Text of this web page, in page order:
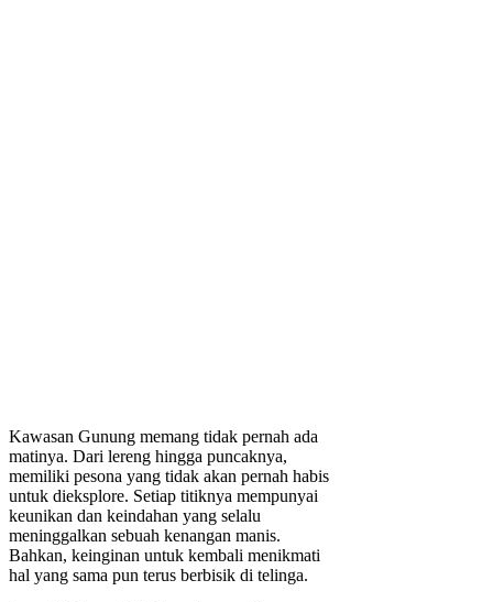
Kawasan Gunung memang tidak pernah ada
matinya. Dari lereng hingga puncaknya,
memiliki pesona yang tidak akan pernah habis
untuk dieksplore. Setiap titiknya mempunyai
keunikan dan keindahan yang selalu
meninggalkan sebuah kenangan manis.
Bahkan, keinginan untuk kembali menikmati
hal yang sama pun terus berbisik di telinga.